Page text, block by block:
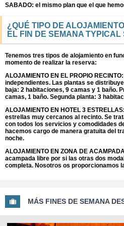
SABADO: el mismo plan que el que
¿QUÉ TIPO DE
EL FIN DE SEMANA TYPICAL
Tenemos tres tipos de alojamiento en
momento de realizar la reserva:
ALOJAMIENTO EN EL PROPIO
independientes. Las plantas se
baja: 2 habitaciones, 9 camas y 1 baño.
camas, 1 baño. Segunda planta: 3
ALOJAMIENTO EN HOTEL 3
estrellas muy cercanos al recinto. Se
con todos los servicios y comodidades
hacemos cargo de manera gratuita del
noche.
ALOJAMIENTO EN ZONA DE
acampada libre por si las otras dos
completa. Nosotros os proporcionamos
MÁS FINES DE SEMANA